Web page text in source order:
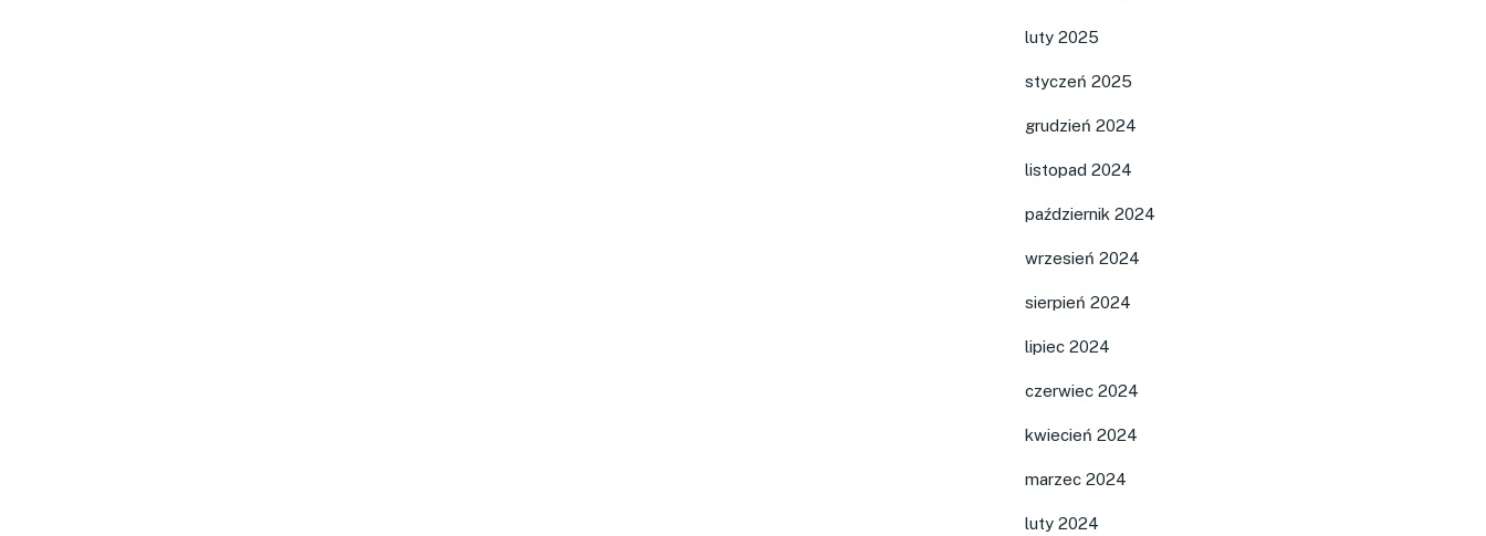
luty 2025
styczeń 2025
grudzień 2024
listopad 2024
październik 2024
wrzesień 2024
sierpień 2024
lipiec 2024
czerwiec 2024
kwiecień 2024
marzec 2024
luty 2024